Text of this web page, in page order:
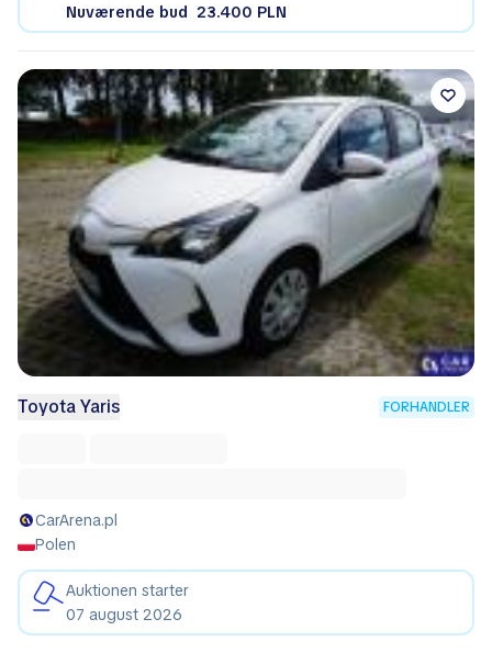
Nuværende bud 23.400 PLN
Toyota Yaris FORHANDLER
CarArena.pl
Polen
Auktionen starter
07 august 2026